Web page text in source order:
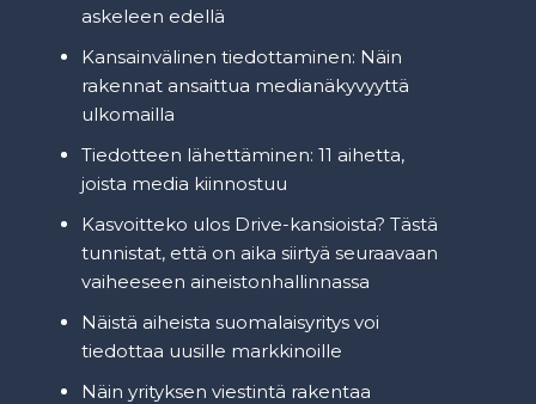
askeleen edellä
Kansainvälinen tiedottaminen: Näin
rakennat ansaittua medianäkyvyyttä
ulkomailla
Tiedotteen lähettäminen: 11 aihetta,
joista media kiinnostuu
Kasvoitteko ulos Drive-kansioista? Tästä
tunnistat, että on aika siirtyä seuraavaan
vaiheeseen aineistonhallinnassa
Näistä aiheista suomalaisyritys voi
tiedottaa uusille markkinoille
Näin yrityksen viestintä rakentaa